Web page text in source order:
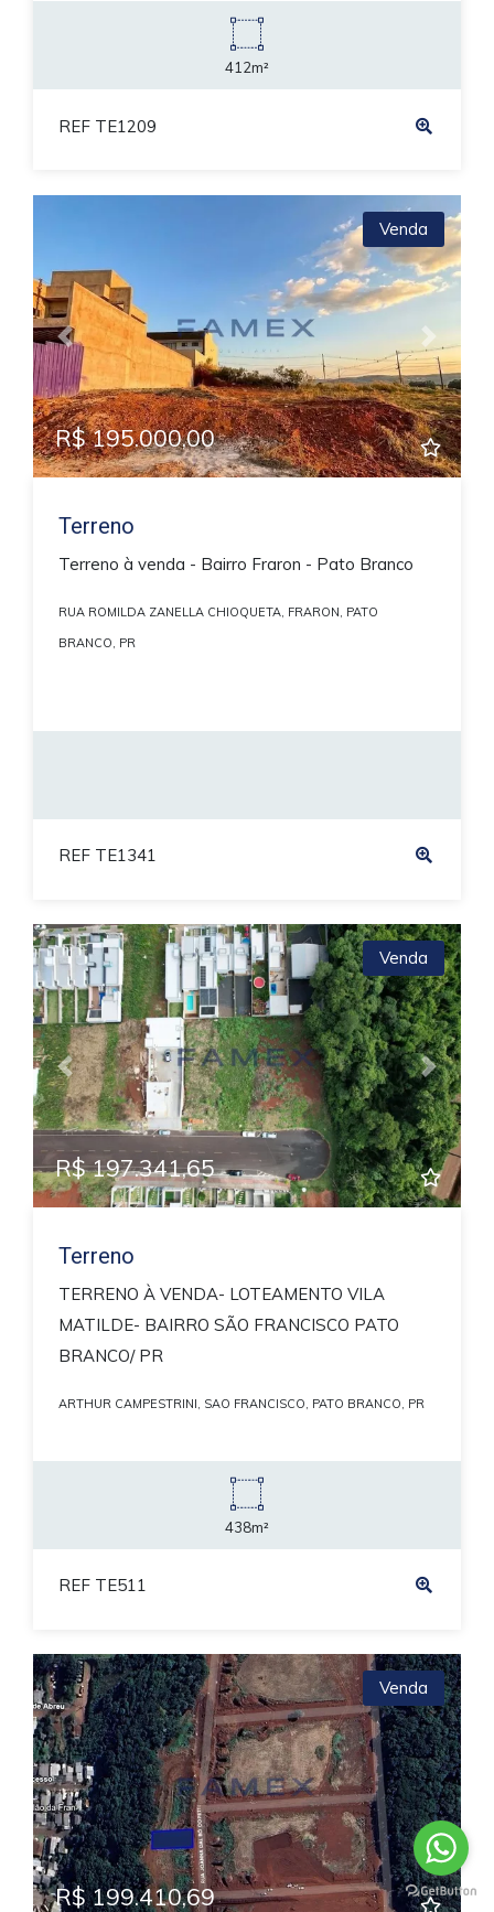
412m²
REF TE1209
Previous Next
Venda
R$ 195.000,00
Terreno
Terreno à venda - Bairro Fraron - Pato Branco
RUA ROMILDA ZANELLA CHIOQUETA, FRARON, PATO
BRANCO, PR
REF TE1341
Previous Next
Venda
R$ 197.341,65
Terreno
TERRENO À VENDA- LOTEAMENTO VILA
MATILDE- BAIRRO SÃO FRANCISCO PATO
BRANCO/ PR
ARTHUR CAMPESTRINI, SAO FRANCISCO, PATO BRANCO, PR
438m²
REF TE511
Venda
R$ 199.410,69